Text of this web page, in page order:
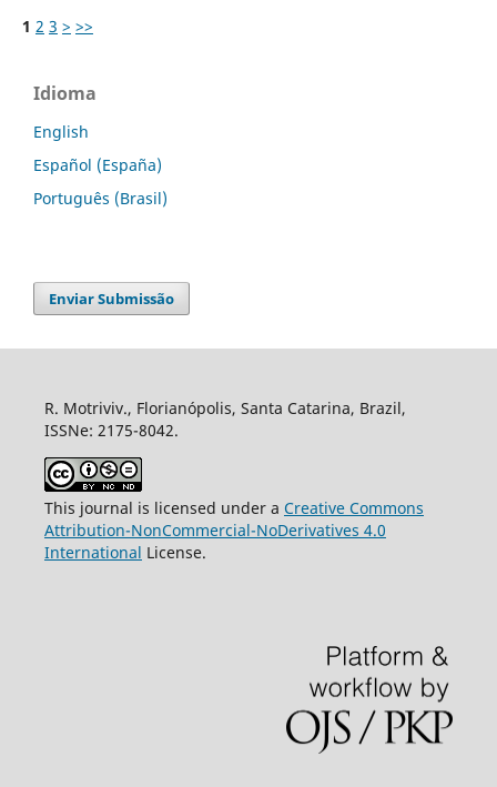
1 2 3 > >>
Idioma
English
Español (España)
Português (Brasil)
Enviar Submissão
R. Motriviv., Florianópolis, Santa Catarina, Brazil,
ISSNe: 2175-8042.
This journal is licensed under a Creative Commons
Attribution-NonCommercial-NoDerivatives 4.0
International License.